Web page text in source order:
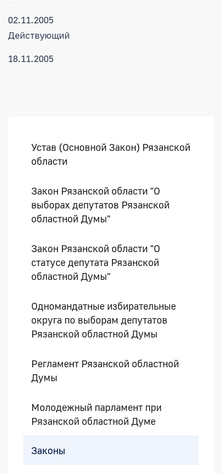
02.11.2005
Действующий
18.11.2005
Устав (Основной Закон) Рязанской
области
Закон Рязанской области "О
выборах депутатов Рязанской
областной Думы"
Закон Рязанской области "О
статусе депутата Рязанской
областной Думы"
Одномандатные избирательные
округа по выборам депутатов
Рязанской областной Думы
Регламент Рязанской областной
Думы
Молодежный парламент при
Рязанской областной Думе
Законы